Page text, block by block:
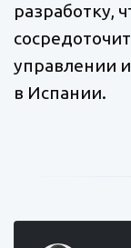
разработку,
управлении
в Испании.